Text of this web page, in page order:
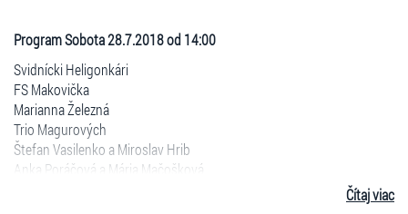
Program Sobota 28.7.2018 od 14:00
Svidnícki Heligonkári
FS Makovička
Marianna Železná
Trio Magurových
Štefan Vasilenko a Miroslav Hrib
Anka Poráčová a Mária Mačošková
Čítaj viac